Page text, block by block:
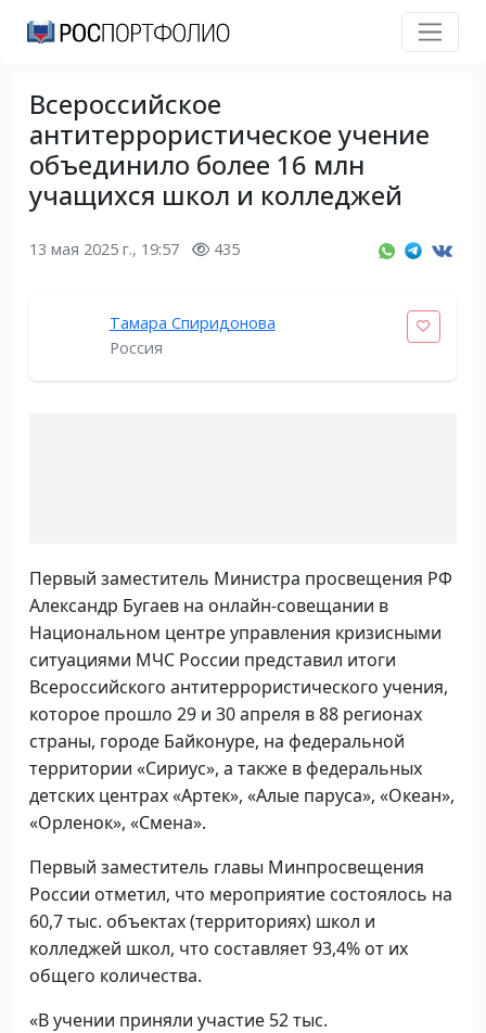
Всероссийское
антитеррористическое учение
объединило более 16 млн
учащихся школ и колледжей
13 мая 2025 г., 19:57 435
Тамара Спиридонова
Россия
Первый заместитель Министра просвещения РФ
Александр Бугаев на онлайн-совещании в
Национальном центре управления кризисными
ситуациями МЧС России представил итоги
Всероссийского антитеррористического учения,
которое прошло 29 и 30 апреля в 88 регионах
страны, городе Байконуре, на федеральной
территории «Сириус», а также в федеральных
детских центрах «Артек», «Алые паруса», «Океан»,
«Орленок», «Смена».
Первый заместитель главы Минпросвещения
России отметил, что мероприятие состоялось на
60,7 тыс. объектах (территориях) школ и
колледжей школ, что составляет 93,4% от их
общего количества.
«В учении приняли участие 52 тыс.